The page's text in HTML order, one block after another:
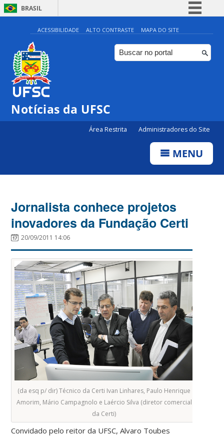
BRASIL
Simplifique!
Comunica BR
Participe
ACESSIBILIDADE ALTO CONTRASTE MAPA DO SITE
Notícias da UFSC
Área Restrita Administradores do Site
MENU
Jornalista conhece projetos
inovadores da Fundação Certi
20/09/2011 14:06
(da esq p/ dir) Técnico da Certi Ivan Linhares, Paulo Henrique
Amorim, Mário Campagnolo e Laércio Silva (diretor comercial
da Certi)
Convidado pelo reitor da UFSC, Alvaro Toubes